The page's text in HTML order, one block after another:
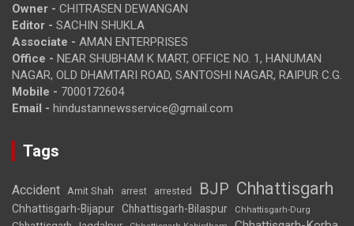
Owner - CHITRASEN DEWANGAN
Editor - SACHIN SHUKLA
Associate - AMAN ENTERPRISES
Office - NEAR SHUBHAM K MART, OFFICE NO. 1, HANUMAN
NAGAR, OLD DHAMTARI ROAD, SANTOSHI NAGAR, RAIPUR C.G.
Mobile - 7000172604
Email - hindustannewsservice@gmail.com
Tags
Accident Amit Shah arrest arrested BJP Chhattisgarh
Chhattisgarh-Bijapur Chhattisgarh-Bilaspur Chhattisgarh-Durg